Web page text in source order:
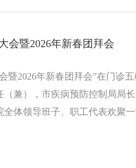
会暨2026年新春团拜会
暨2026年新春团拜会”在门诊
兼），市疾病预防控制局局
体领导班子、职工代表欢聚